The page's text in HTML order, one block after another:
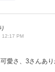
12:17 PM
愛さ、3さんあり